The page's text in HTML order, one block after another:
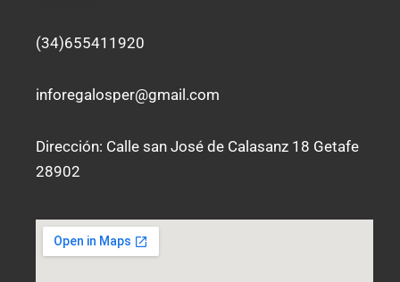
m -
(34)655411920
inforegalosper@gmail.com
Dirección: Calle san José de Calasanz 18 Getafe
28902